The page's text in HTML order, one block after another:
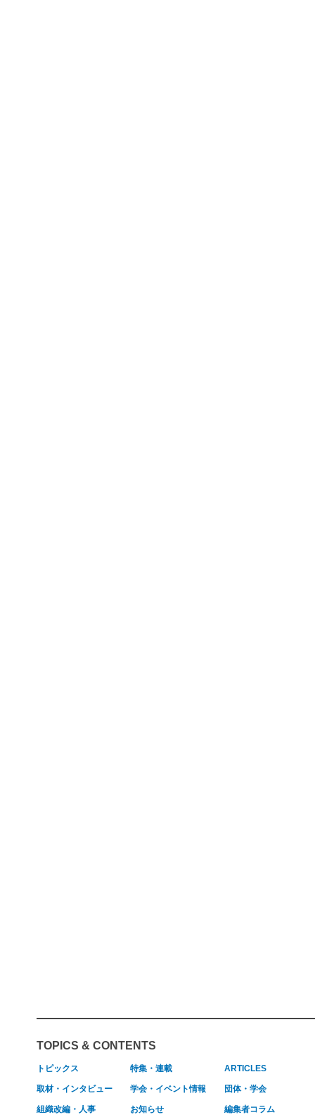
TOPICS & CONTENTS
トピックス 特集・連載 ARTICLES
取材・インタビュー 学会・イベント情報 団体・学会
組織改編・人事 お知らせ 編集者コラム